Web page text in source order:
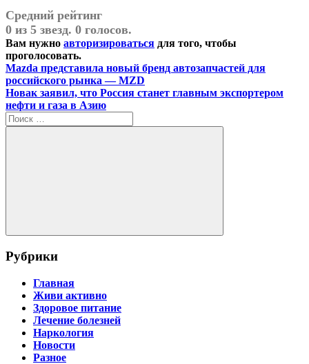
Средний рейтинг
0 из 5 звезд. 0 голосов.
Вам нужно авторизироваться для того, чтобы
проголосовать.
Навигация
по
записям
Предыдущая
запись:
Mazda представила новый бренд автозапчастей для
российского рынка — MZD
Следующая
запись:
Новак заявил, что Россия станет главным экспортером
нефти и газа в Азию
Поиск
для:
Поиск
Рубрики
Главная
Живи активно
Здоровое питание
Лечение болезней
Наркология
Новости
Разное